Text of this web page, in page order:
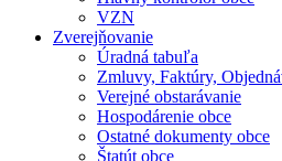
VZN
Zverejňovanie
Úradná tabuľa
Zmluvy, Faktúry,
Verejné obstarávanie
Hospodárenie obce
Ostatné dokumenty obce
Štatút obce